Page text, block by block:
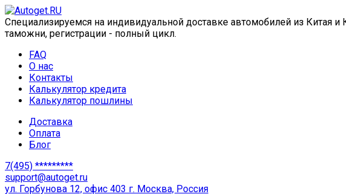
Специализируемся на индивидуальной доставке автомобилей из Китая
таможни, регистрации - полный цикл.
FAQ
О нас
Контакты
Калькулятор кредита
Калькулятор пошлины
Доставка
Оплата
Блог
7(495) *********
support@autoget.ru
ул. Горбунова 12, офис 403 г. Москва, Россия